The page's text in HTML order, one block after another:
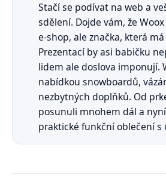
Stačí se podívat na web a
sdělení. Dojde vám, že
e-shop, ale značka, která
Prezentací by asi babičku
lidem ale doslova imponují.
nabídkou snowboardů,
nezbytných doplňků. Od
posunuli mnohem dál a
praktické funkční oblečení s